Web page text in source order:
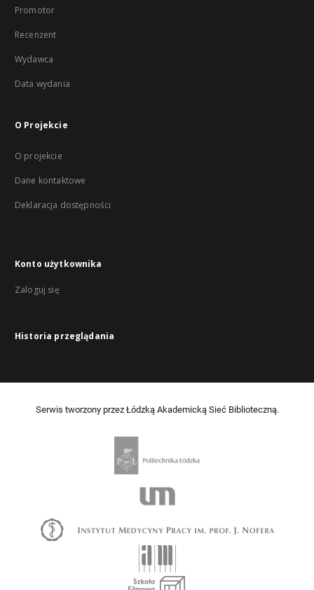
Promotor
Recenzent
Wydawca
Data wydania
O Projekcie
O projekcie
Dane kontaktowe
Deklaracja dostępności
Konto użytkownika
Zaloguj się
Historia przeglądania
Serwis tworzony przez Łódzką Akademicką Sieć Biblioteczną.